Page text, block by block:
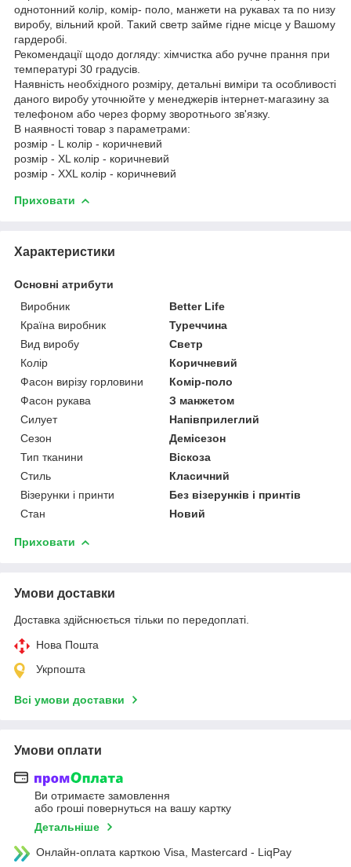
однотонний колір, комір- поло, манжети на рукавах та по низу
виробу, вільний крой. Такий светр займе гідне місце у Вашому
гардеробі.
Рекомендації щодо догляду: хімчистка або ручне прання при
температурі 30 градусів.
Наявність необхідного розміру, детальні виміри та особливості
даного виробу уточнюйте у менеджерів інтернет-магазину за
телефоном або через форму зворотнього зв'язку.
В наявності товар з параметрами:
розмір - L колір - коричневий
розмір - XL колір - коричневий
розмір - XXL колір - коричневий
Приховати
Характеристики
Основні атрибути
Виробник
Better Life
Країна виробник
Туреччина
Вид виробу
Светр
Колір
Коричневий
Фасон вирізу горловини
Комір-поло
Фасон рукава
З манжетом
Силует
Напівприлеглий
Сезон
Демісезон
Тип тканини
Віскоза
Стиль
Класичний
Візерунки і принти
Без візерунків і принтів
Стан
Новий
Приховати
Умови доставки
Доставка здійснюється тільки по передоплаті.
Нова Пошта
Укрпошта
Всі умови доставки
Умови оплати
Ви отримаєте замовлення
або гроші повернуться на вашу картку
Детальніше
Онлайн-оплата карткою Visa, Mastercard - LiqPay